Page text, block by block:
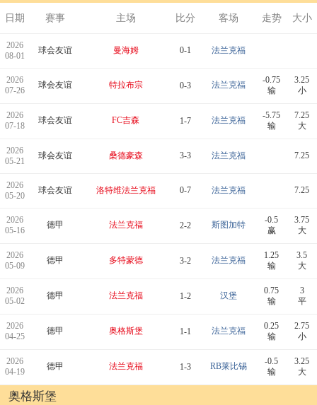
日期 赛事 主场 比分 客场 走势 大小
2026
08-01
球会友谊 曼海姆 0-1 法兰克福
2026
07-26
球会友谊 特拉布宗 0-3 法兰克福
-0.75
输
3.25
小
2026
07-18
球会友谊 FC吉森 1-7 法兰克福
-5.75
输
7.25
大
2026
05-21
球会友谊 桑德豪森 3-3 法兰克福 7.25
2026
05-20
球会友谊 洛特维法兰克福 0-7 法兰克福 7.25
2026
05-16
德甲 法兰克福 2-2 斯图加特
-0.5
赢
3.75
大
2026
05-09
德甲 多特蒙德 3-2 法兰克福
1.25
输
3.5
大
2026
05-02
德甲 法兰克福 1-2 汉堡
0.75
输
3
平
2026
04-25
德甲 奥格斯堡 1-1 法兰克福
0.25
输
2.75
小
2026
04-19
德甲 法兰克福 1-3 RB莱比锡
-0.5
输
3.25
大
奥格斯堡